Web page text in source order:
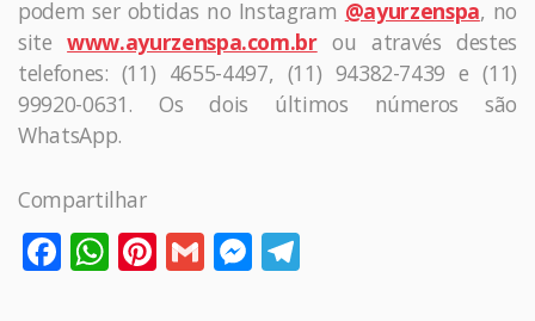
podem ser obtidas no Instagram @ayurzenspa, no
sitewww.ayurzenspa.com.brou através destes
telefones: (11) 4655-4497, (11) 94382-7439 e (11)
99920-0631. Os dois últimos números são
WhatsApp.
Compartilhar
Facebook
WhatsApp
Pinterest
GmailMessenger